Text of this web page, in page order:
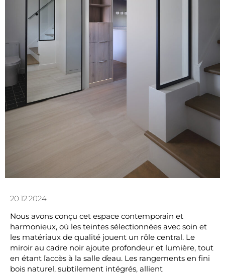
20.12.2024
Nous avons conçu cet espace contemporain et
harmonieux, où les teintes sélectionnées avec soin et
les matériaux de qualité jouent un rôle central. Le
miroir au cadre noir ajoute profondeur et lumière, tout
en étant ľaccès à la salle ďeau. Les rangements en fini
bois naturel, subtilement intégrés, allient